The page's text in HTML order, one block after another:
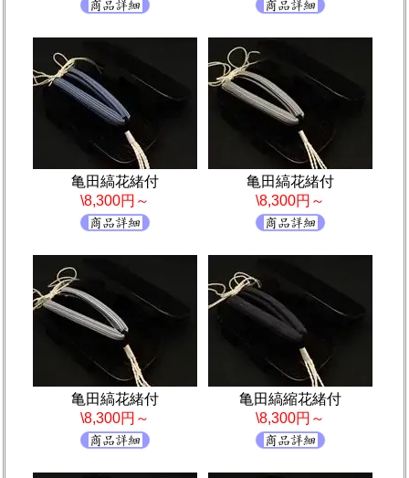
亀田縞花緒付
\8,300円～
亀田縞花緒付
\8,300円～
亀田縞花緒付
\8,300円～
亀田縞縮花緒付
\8,300円～